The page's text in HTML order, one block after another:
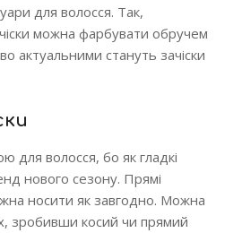
для волосся. Так,
можна фарбувати обручем
актуальними стануть зачіски
для волосся, бо як гладкі
нового сезону. Прямі
носити як завгодно. Можна
зробивши косий чи прямий